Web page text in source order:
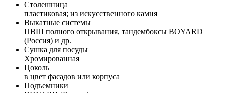
Столешница
пластиковая; из искусственного камня
Выкатные системы
ПВШ полного открывания, тандембоксы BOYARD
(Россия) и др.
Сушка для посуды
Хромированная
Цоколь
в цвет фасадов или корпуса
Подъемники